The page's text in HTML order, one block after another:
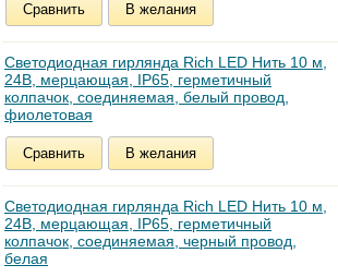
Сравнить В желания
Светодиодная гирлянда Rich LED Нить 10 м,
24В, мерцающая, IP65, герметичный
колпачок, соединяемая, белый провод,
фиолетовая
Сравнить В желания
Светодиодная гирлянда Rich LED Нить 10 м,
24В, мерцающая, IP65, герметичный
колпачок, соединяемая, черный провод,
белая